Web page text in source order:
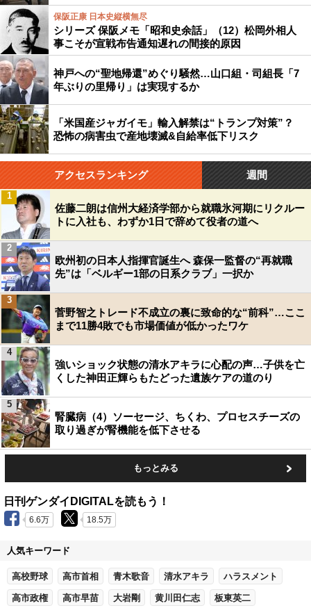
保阪正康 日本史縦横無尽
シリーズ 保阪メモ「昭和史余話」（12）松岡外相人
事こそが宣戦布告通知遅れの間接的原因
神戸への“聖地帰還”めぐり騒然…山口組・司組長「7
年ぶりの里帰り」は実現するか
「米国産ジャガイモ」輸入解禁は“トランプ対策”？
恐怖の病害虫で産地壊滅&自給率低下リスク
アクセスランキング 週間
佐藤二朗は信州大経済学部から就職氷河期にリクルー
トに入社も、わずか1日で辞めて役者の道へ
1
欧州初の日本人指揮官誕生へ 森保一監督の“再就職
先”は「ベルギー1部の日系クラブ」一択か
2
菅野智之トレード不成立の裏に致命的な“前科”…ここ
まで11勝4敗でも市場価値が低かったワケ
3
強いショック状態の清水アキラに心配の声…子供を亡
くした神田正輝らもたどった遺族ケアの道のり
4
腎臓病（4）ソーセージ、ちくわ、プロセスチーズの
取り過ぎが腎機能を低下させる
5
もっとみる
日刊ゲンダイDIGITALを読もう！
6.6万 18.5万
人気キーワード
高校野球 高市首相 青木歌音 清水アキラ ハラスメント
高市政権 高市早苗 大岩剛 黄川田仁志 板東英二